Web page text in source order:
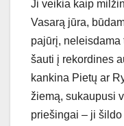
Ji veikia kaip
Vasarą jūra,
pajūrį, neleisdama
šauti į rekordines
kankina Pietų ar
žiemą, sukaupusi
priešingai – ji